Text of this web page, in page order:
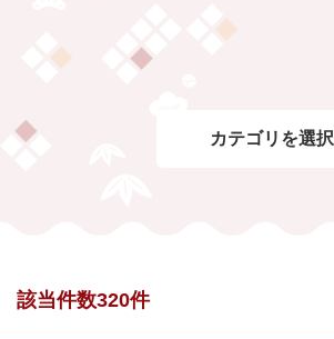
カテゴリを選択
該当件数320件